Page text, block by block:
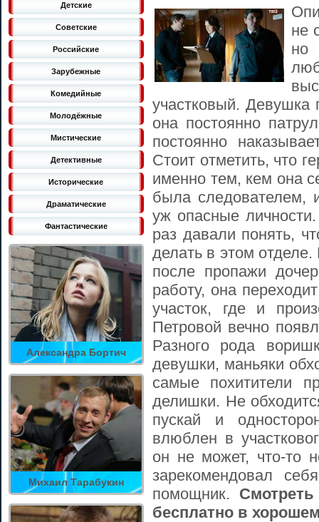
Детские
Советские
Российские
Зарубежные
Комедийные
Молодёжные
Мистические
Детективные
Исторические
Драматические
Фантастические
Александра Бортич
Михаил Тарабукин
не
но
участковый. Девушка
она постоянно
постоянно
Стоит отметить, что
именно тем, кем она
была следователем,
уж опасные
раз давали понять,
делать в этом
после пропажи
работу, она
участок, где и
Петровой вечно
Разного рода
девушки, маньяки
самые похитители
делишки. Не
пускай и
влюблен в
он не может, что-то
зарекомендовал
помощник.
бесплатно в